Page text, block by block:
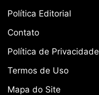
Política Editorial
Contato
Política de Privacidade
Termos de Uso
Mapa do Site